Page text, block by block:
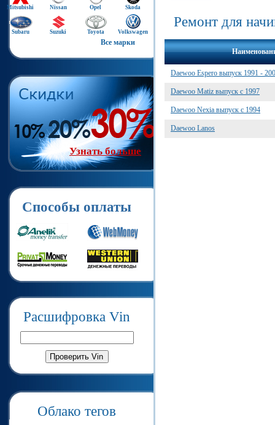
Mitsubishi Nissan Opel Skoda
Subaru Suzuki Toyota Volkswagen
Все марки
Узнать больше
Способы оплаты
Расшифровка Vin
Облако тегов
Ремонт для
Daewoo Espero выпуск 1991 -
Daewoo Matiz выпуск с 1997
Daewoo Nexia выпуск с 1994
Daewoo Lanos